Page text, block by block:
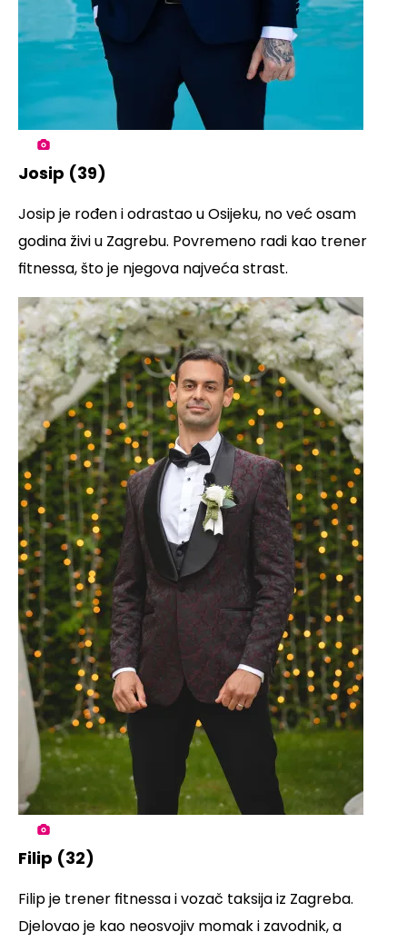
Josip (39)
Josip je rođen i odrastao u Osijeku, no već osam
godina živi u Zagrebu. Povremeno radi kao trener
fitnessa, što je njegova najveća strast.
Filip (32)
Filip je trener fitnessa i vozač taksija iz Zagreba.
Djelovao je kao neosvojiv momak i zavodnik, a